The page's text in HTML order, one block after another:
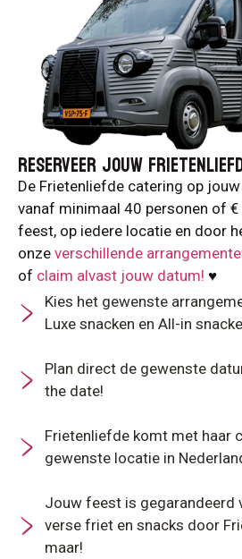
RESERVEER JOUW
De Frietenliefde catering op
vanaf minimaal 40 personen of
feest, op iedere locatie en door
onze verschillende
of claim alvast jouw datum! ♥️
Kies het gewenste
Luxe snacken en All-in
Plan direct de gewenste
the date!
Frietenliefde komt met haar
gewenste locatie in
Jouw feest is gegarandeerd
verse friet en snacks door
maar!